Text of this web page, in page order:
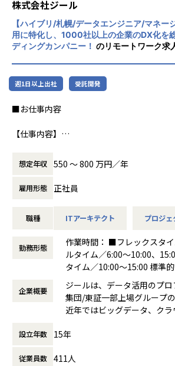
ナルサービスの大衆化」をミ
掲げております。高い専門
力、深い経験から得られた
な分析力をハイクオリティ＆
供することで、企業の競争
ることを私たちは使命として
員全員が燃える会社」を目指
展する企業です。そして、社
ます。お客様に対する長期的
株式会社ジール
【ハイブリ/札幌/データエンジニア/マネー
用に特化し、1000社以上の企業のDX化を
ディングカンパニー！ のリモートワーク求
週1日以上出社 受託開発
■お仕事内容
【仕事内容】
するため、ビックデータの活用支援を行い
積・加工・分析し、経営層の意思決定に活
s Intelligence）やAzure、AWS、GCPなど
機械学習などを含むデータプラットフォー
ィスにて事業、そして組織拡大に貢献いた
●直案件が多く、エンドユーザー様とのや
します。クライアントの要望に沿ったデー
ムの企画、設計、実装まで、プロジェクト
って頂きます。
●主に要件定義からテストまでお任せしま
のコミュニケーション能力など、幅広い経
●エンドユーザー様と直接やり取りをする
想定年収 550 〜 800 万円／年
雇用形態 正社員
職種 ITアーキテクト プロジェ
勤務形態
作業時間： ■フレックスタイム制 フレ
ルタイム／6:00～10:00、15:00
タイム／10:00～15:00 標準
労働時間)／9:00～18:00
働き方：フレックス制（コ
時間外労働の有無： 有（月
休憩時間： 60分
企業概要
ジールは、データ活用のプ
集団/東証一部上場グループの
近年ではビッグデータ、ク
する立場にスコープを拡張し
顧客の大半は大手企業となっ
設立年数 15年
従業員数 411人